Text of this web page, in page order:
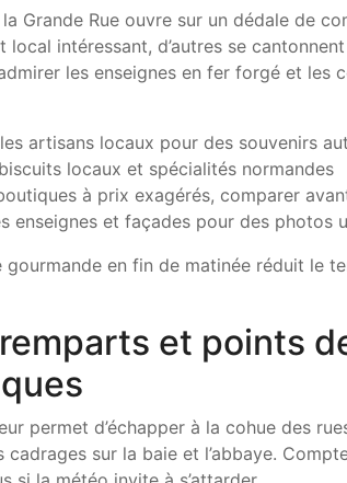
Grande Rue ouvre sur un dédale de
local intéressant, d’autres se
les enseignes en fer forgé et les
artisans locaux pour des souvenirs
locaux et spécialités normandes
à prix exagérés, comparer
enseignes et façades pour des photos
gourmande en fin de matinée réduit le
et points
permet d’échapper à la cohue des
sur la baie et l’abbaye.